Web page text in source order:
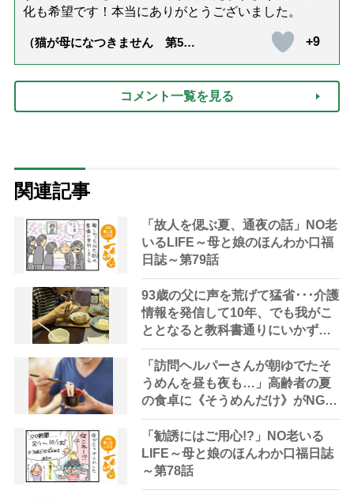
化も希望です！本当にありがとうございました。
（猫が母になつきません 第500
+9
コメント一覧を見る
関連記事
「故人を偲ぶ夏、通夜の話」NO老
いるLIFE～母と娘のほんわか口福
日誌～第79話
93歳の父に声を荒げて猛省･･･介護
情報を発信して10年、でも我がこ
ととなると教科書通りにいかずに
ため息「感情と理性の狭間で右往
左往する現実」
「訪問ヘルパーさんが朝ゆでたそ
うめんを昼も夜も…」高齢者の夏
の食卓に《そうめんだけ》がNGな
理由とは？【管理栄養士が解説】
「勧誘にはご用心!?」NO老いる
LIFE～母と娘のほんわか口福日誌
～第78話